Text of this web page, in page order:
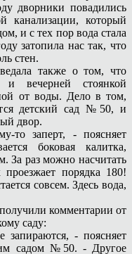
дворники повадились
канализации, который
и с тех пор вода стала
затопила нас так, что
стен.
также о том, что
и вечерней стоянкой
от воды. Дело в том,
детский сад №50, и
двор.
то заперт, - поясняет
боковая калитка,
За раз можно насчитать
порядка 180!
совсем. Здесь вода,
комментарии от
саду:
запираются, - поясняет
садом №50. - Другое